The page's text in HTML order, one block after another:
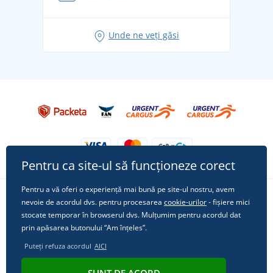
pentru vacanță fără griji
Tricoul preferat City în rol principal: ținute pentru
Unde ne veți găsi
Urmărește-ne pe rețelele sociale
© 2011 - 2026, Dual Trade s.r.o. | Din punct de vedere tehnic oferă
Pentru ca site-ul să funcționeze corect
Pentru a vă oferi o experiență mai bună pe site-ul nostru, avem
nevoie de acordul dvs. pentru procesarea cookie-urilor- fișiere mici
stocate temporar în browserul dvs. Mulțumim pentru acordul dat
prin apăsarea butonului “Am înțeles”.
Puteți refuza acordul AICI